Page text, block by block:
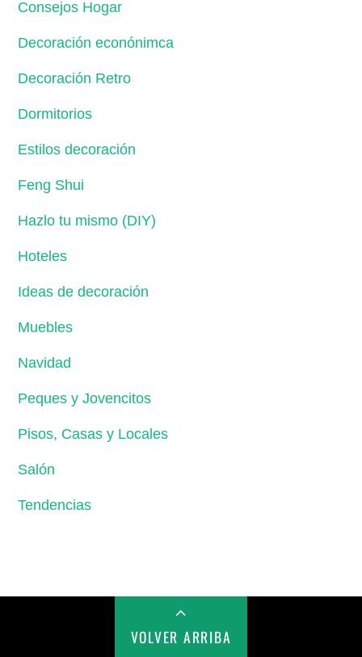
Consejos Hogar
Decoración econónimca
Decoración Retro
Dormitorios
Estilos decoración
Feng Shui
Hazlo tu mismo (DIY)
Hoteles
Ideas de decoración
Muebles
Navidad
Peques y Jovencitos
Pisos, Casas y Locales
Salón
Tendencias
VOLVER ARRIBA